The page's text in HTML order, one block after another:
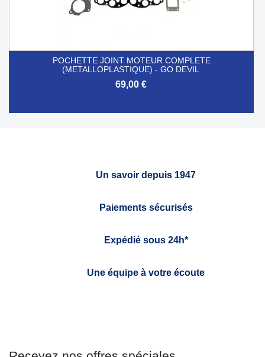
POCHETTE JOINT MOTEUR COMPLETE
(METALLOPLASTIQUE) - GO DEVIL
69,00 €
Un savoir depuis 1947
Paiements sécurisés
Expédié sous 24h*
Une équipe à votre écoute